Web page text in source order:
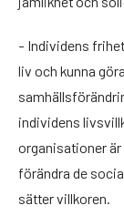
- Individens
liv och kunna
individens
organisationer
förändra de
sätter villkoren.